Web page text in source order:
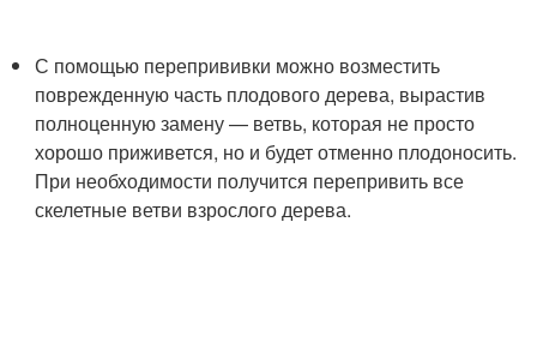
С помощью перепрививки можно возместить
поврежденную часть плодового дерева, вырастив
полноценную замену — ветвь, которая не просто
хорошо приживется, но и будет отменно плодоносить.
При необходимости получится перепривить все
скелетные ветви взрослого дерева.